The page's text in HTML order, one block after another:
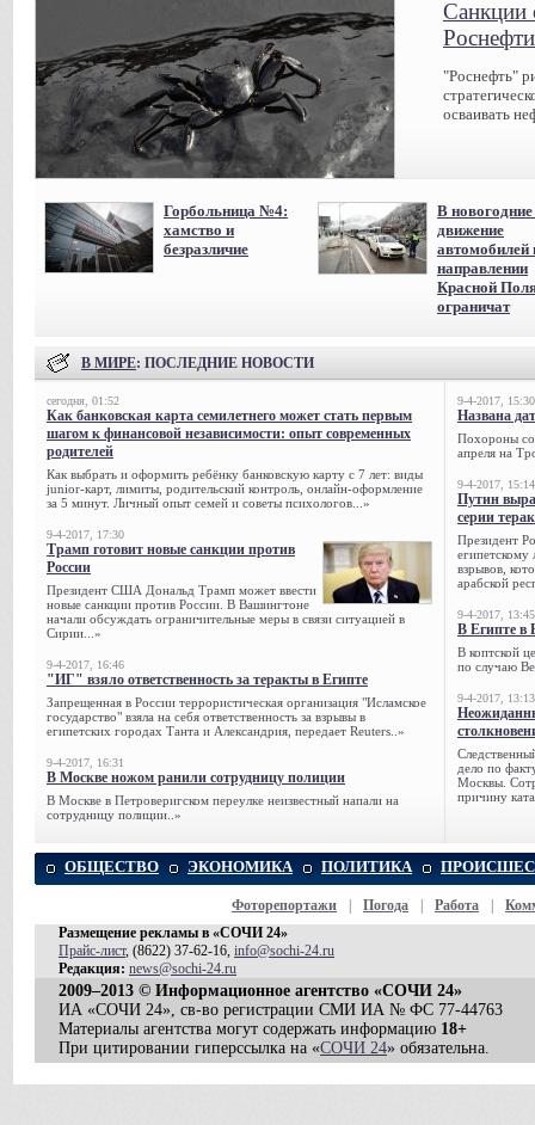
Санкции
Роснефти
"Роснефть"
осваивать
Горбольница №4:
хамство и
безразличие
В
движение
автомобилей
направлении
Красной
ограничат
В МИРЕ: ПОСЛЕДНИЕ НОВОСТИ
сегодня, 01:52
Как банковская карта семилетнего может стать первым
шагом к финансовой независимости: опыт современных
родителей
Как выбрать и оформить ребёнку банковскую карту с 7 лет: виды
junior-карт, лимиты, родительский контроль, онлайн-оформление
за 5 минут. Личный опыт семей и советы психологов...»
9-4-2017, 17:30
Трамп готовит новые санкции против
России
Президент США Дональд Трамп может ввести
новые санкции против России. В Вашингтоне
начали обсуждать ограничительные меры в связи ситуацией в
Сирии...»
9-4-2017, 16:46
"ИГ" взяло ответственность за теракты в Египте
Запрещенная в России террористическая организация "Исламское
государство" взяла на себя ответственность за взрывы в
египетских городах Танта и Александрия, передает Reuters..»
9-4-2017, 16:31
В Москве ножом ранили сотрудницу полиции
В Москве в Петроверигском переулке неизвестный напали на
сотрудницу полиции..»
9-4-2017, 15:30
Названа
Похороны
апреля на
9-4-2017, 15:14
Путин
серии
Президент
египетскому
взрывов,
арабской
9-4-2017, 13:45
В Египте в
В коптской
по случаю
9-4-2017, 13:13
дело по
Москвы.
причину
ОБЩЕСТВО ЭКОНОМИКА ПОЛИТИКА
Фоторепортажи Погода Работа
Размещение рекламы в «СОЧИ 24»
Прайс-лист, (8622) 37-62-16, info@sochi-24.ru
Редакция: news@sochi-24.ru
2009–2013 © Информационное агентство «СОЧИ 24»
ИА «СОЧИ 24», св-во регистрации СМИ ИА № ФС 77-44763
Материалы агентства могут содержать информацию 18+
При цитировании гиперссылка на «СОЧИ 24» обязательна.